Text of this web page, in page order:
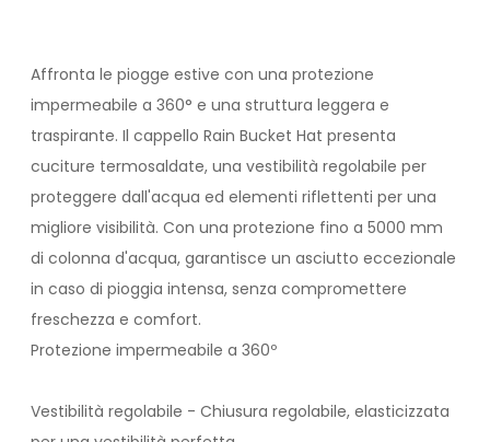
Affronta le piogge estive con una protezione
impermeabile a 360° e una struttura leggera e
traspirante. Il cappello Rain Bucket Hat presenta
cuciture termosaldate, una vestibilità regolabile per
proteggere dall'acqua ed elementi riflettenti per una
migliore visibilità. Con una protezione fino a 5000 mm
di colonna d'acqua, garantisce un asciutto eccezionale
in caso di pioggia intensa, senza compromettere
freschezza e comfort.
Protezione impermeabile a 360º
Vestibilità regolabile - Chiusura regolabile, elasticizzata